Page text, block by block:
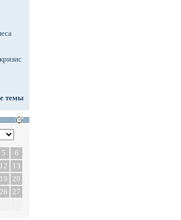
темы
5
6
12
13
19 20
26 27